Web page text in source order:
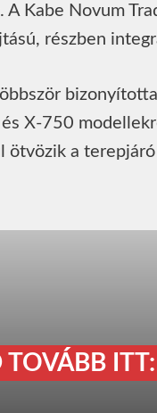
A Kabe Novum
részben
X-750
ötvözik a
TOVÁBB ITT: